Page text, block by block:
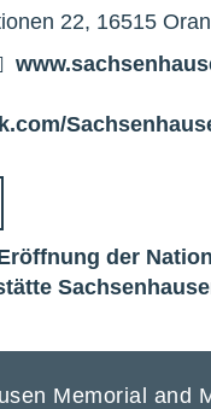
22, 16515
Memorial and